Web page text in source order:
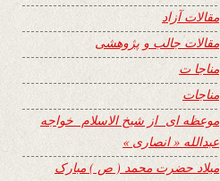
مقالات آزاد
مقالات جالب و پژوهشی
مناجا ت
مناجات
موعظه ای از شیخ الاسلام خواجه
عبدالله « انصاری »
میلاد حضرت محمد ( ص ) مبارک